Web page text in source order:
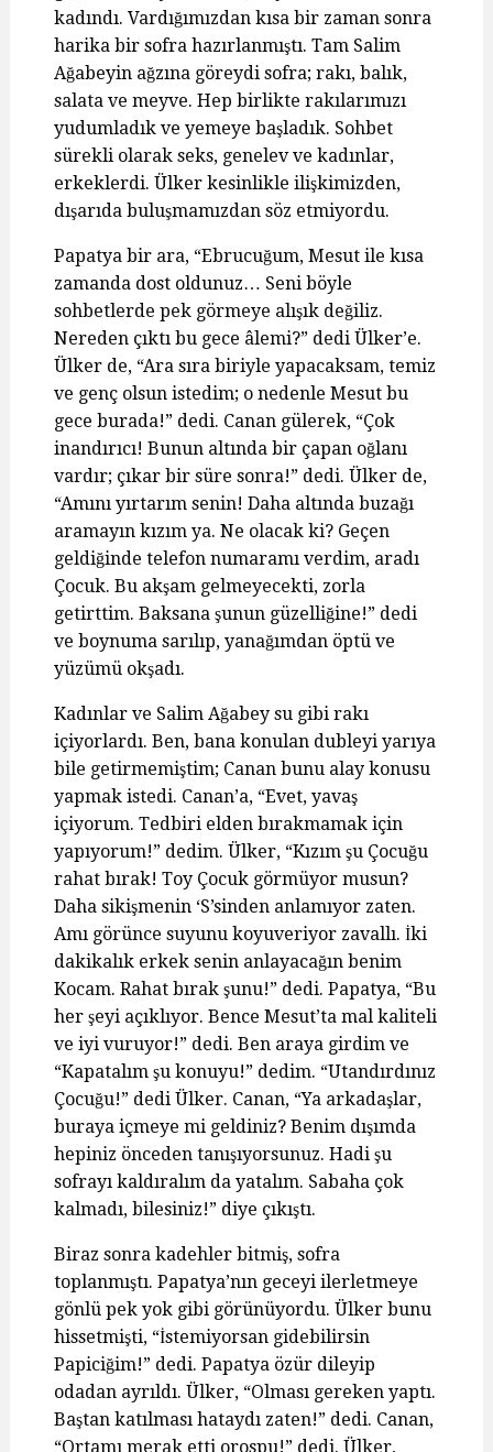
kadındı. Vardığımızdan kısa bir zaman sonra
harika bir sofra hazırlanmıştı. Tam Salim
Ağabeyin ağzına göreydi sofra; rakı, balık,
salata ve meyve. Hep birlikte rakılarımızı
yudumladık ve yemeye başladık. Sohbet
sürekli olarak seks, genelev ve kadınlar,
erkeklerdi. Ülker kesinlikle ilişkimizden,
dışarıda buluşmamızdan söz etmiyordu.
Papatya bir ara, “Ebrucuğum, Mesut ile kısa
zamanda dost oldunuz… Seni böyle
sohbetlerde pek görmeye alışık değiliz.
Nereden çıktı bu gece âlemi?” dedi Ülker’e.
Ülker de, “Ara sıra biriyle yapacaksam, temiz
ve genç olsun istedim; o nedenle Mesut bu
gece burada!” dedi. Canan gülerek, “Çok
inandırıcı! Bunun altında bir çapan oğlanı
vardır; çıkar bir süre sonra!” dedi. Ülker de,
“Amını yırtarım senin! Daha altında buzağı
aramayın kızım ya. Ne olacak ki? Geçen
geldiğinde telefon numaramı verdim, aradı
Çocuk. Bu akşam gelmeyecekti, zorla
getirttim. Baksana şunun güzelliğine!” dedi
ve boynuma sarılıp, yanağımdan öptü ve
yüzümü okşadı.
Kadınlar ve Salim Ağabey su gibi rakı
içiyorlardı. Ben, bana konulan dubleyi yarıya
bile getirmemiştim; Canan bunu alay konusu
yapmak istedi. Canan’a, “Evet, yavaş
içiyorum. Tedbiri elden bırakmamak için
yapıyorum!” dedim. Ülker, “Kızım şu Çocuğu
rahat bırak! Toy Çocuk görmüyor musun?
Daha sikişmenin ‘S’sinden anlamıyor zaten.
Amı görünce suyunu koyuveriyor zavallı. İki
dakikalık erkek senin anlayacağın benim
Kocam. Rahat bırak şunu!” dedi. Papatya, “Bu
her şeyi açıklıyor. Bence Mesut’ta mal kaliteli
ve iyi vuruyor!” dedi. Ben araya girdim ve
“Kapatalım şu konuyu!” dedim. “Utandırdınız
Çocuğu!” dedi Ülker. Canan, “Ya arkadaşlar,
buraya içmeye mi geldiniz? Benim dışımda
hepiniz önceden tanışıyorsunuz. Hadi şu
sofrayı kaldıralım da yatalım. Sabaha çok
kalmadı, bilesiniz!” diye çıkıştı.
Biraz sonra kadehler bitmiş, sofra
toplanmıştı. Papatya’nın geceyi ilerletmeye
gönlü pek yok gibi görünüyordu. Ülker bunu
hissetmişti, “İstemiyorsan gidebilirsin
Papiciğim!” dedi. Papatya özür dileyip
odadan ayrıldı. Ülker, “Olması gereken yaptı.
Baştan katılması hataydı zaten!” dedi. Canan,
“Ortamı merak etti orospu!” dedi. Ülker,